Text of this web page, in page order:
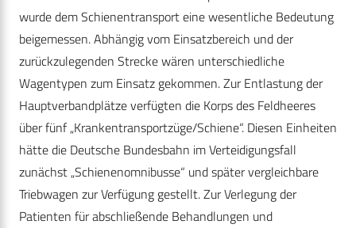
wurde dem Schienentransport eine wesentliche Bedeutung
beigemessen. Abhängig vom Einsatzbereich und der
zurückzulegenden Strecke wären unterschiedliche
Wagentypen zum Einsatz gekommen. Zur Entlastung der
Hauptverbandplätze verfügten die Korps des Feldheeres
über fünf „Krankentransportzüge/Schiene“. Diesen Einheiten
hätte die Deutsche Bundesbahn im Verteidigungsfall
zunächst „Schienenomnibusse“ und später vergleichbare
Triebwagen zur Verfügung gestellt. Zur Verlegung der
Patienten für abschließende Behandlungen und